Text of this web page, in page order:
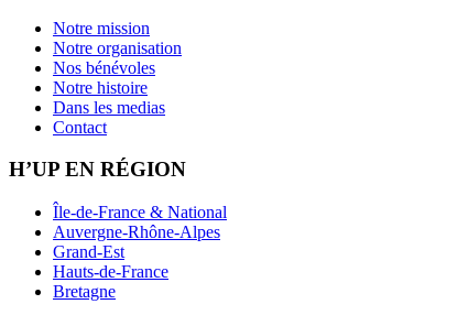
Notre mission
Notre organisation
Nos bénévoles
Notre histoire
Dans les medias
Contact
H’UP EN RÉGION
Île-de-France & National
Auvergne-Rhône-Alpes
Grand-Est
Hauts-de-France
Bretagne